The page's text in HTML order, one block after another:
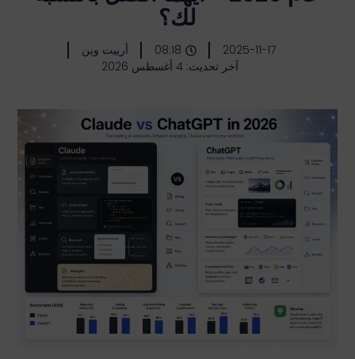
لك؟
2025-11-17
08:18
أرييت وين
آخر تحديث: 4 أغسطس 2026